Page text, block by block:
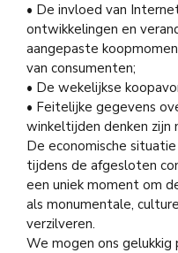
• De invloed van
ontwikkelingen en
aangepaste
van consumenten;
• De wekelijkse
• Feitelijke gegevens
winkeltijden denken zijn
De economische
tijdens de afgesloten
een uniek moment om
als monumentale,
verzilveren.
We mogen ons